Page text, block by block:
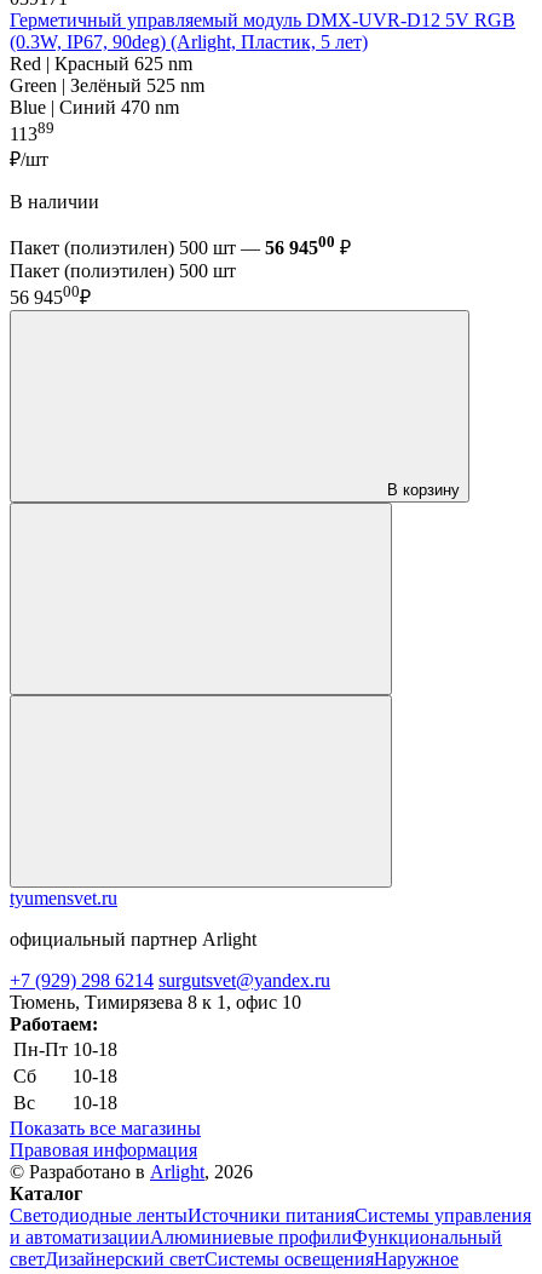
Герметичный управляемый модуль DMX-UVR-D12 5V RGB
(0.3W, IP67, 90deg) (Arlight, Пластик, 5 лет)
Red | Красный 625 nm
Green | Зелёный 525 nm
Blue | Синий 470 nm
11389
₽/шт
В наличии
Пакет (полиэтилен) 500 шт — 56 94500 ₽
Пакет (полиэтилен) 500 шт
56 94500₽
В корзину
tyumensvet.ru
официальный партнер Arlight
+7 (929) 298 6214 surgutsvet@yandex.ru
Тюмень, Тимирязева 8 к 1, офис 10
Работаем:
Пн-Пт 10-18
Сб
10-18
Вс
10-18
Показать все магазины
Правовая информация
© Разработано в Arlight, 2026
Каталог
Светодиодные лентыИсточники питанияСистемы управления
и автоматизацииАлюминиевые профилиФункциональный
светДизайнерский светСистемы освещенияНаружное